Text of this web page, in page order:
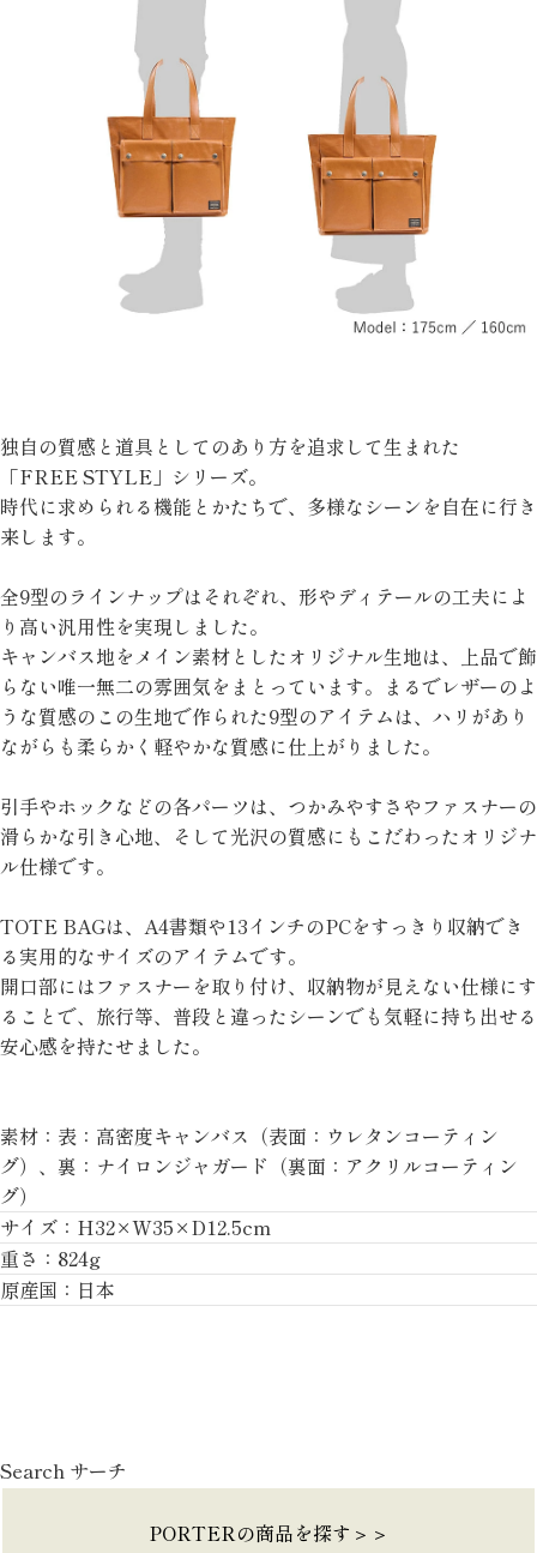
独自の質感と道具としてのあり方を追求して生まれた
「FREE STYLE」シリーズ。
時代に求められる機能とかたちで、多様なシーンを自在に行き
来します。
全9型のラインナップはそれぞれ、形やディテールの工夫によ
り高い汎用性を実現しました。
キャンバス地をメイン素材としたオリジナル生地は、上品で飾
らない唯一無二の雰囲気をまとっています。まるでレザーのよ
うな質感のこの生地で作られた9型のアイテムは、ハリがあり
ながらも柔らかく軽やかな質感に仕上がりました。
引手やホックなどの各パーツは、つかみやすさやファスナーの
滑らかな引き心地、そして光沢の質感にもこだわったオリジナ
ル仕様です。
TOTE BAGは、A4書類や13インチのPCをすっきり収納でき
る実用的なサイズのアイテムです。
開口部にはファスナーを取り付け、収納物が見えない仕様にす
ることで、旅行等、普段と違ったシーンでも気軽に持ち出せる
安心感を持たせました。
素材：表：高密度キャンバス（表面：ウレタンコーティン
グ）、裏：ナイロンジャガード（裏面：アクリルコーティン
グ）
サイズ：H32×W35×D12.5cm
重さ：824g
原産国：日本
Search サーチ
PORTERの商品を探す＞＞